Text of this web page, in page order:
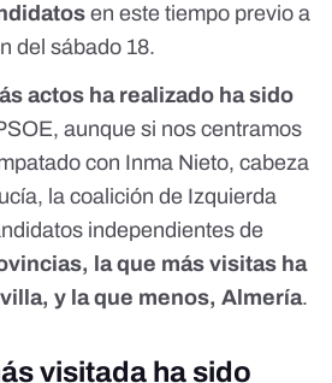
en este tiempo previo a
del sábado 18.
actos ha realizado ha sido
aunque si nos centramos
con Inma Nieto, cabeza
la coalición de Izquierda
independientes de
la que más visitas ha
y la que menos, Almería.
visitada ha sido